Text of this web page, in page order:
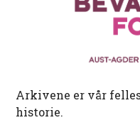
Arkivene er vår
historie.